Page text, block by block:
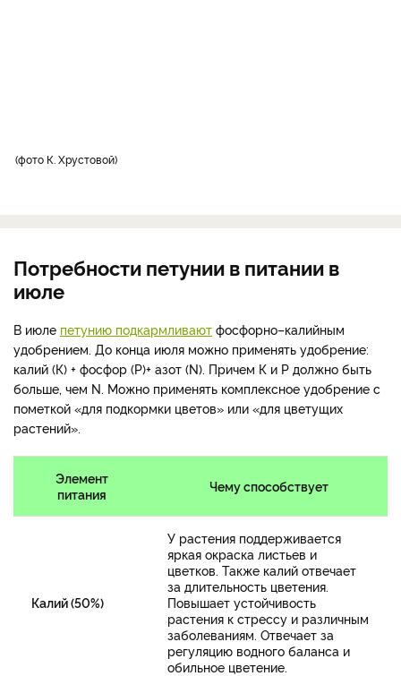
фото К. Хрустовой
Потребности петунии в питании в
июле
В июле петунию подкармливают фосфорно–калийным
удобрением. До конца июля можно применять удобрение:
калий (К) + фосфор (Р)+ азот (N). Причем К и Р должно быть
больше, чем N. Можно применять комплексное удобрение с
пометкой «для подкормки цветов» или «для цветущих
растений».
Элемент
питания
Чему способствует
Калий (50%)
У растения поддерживается
яркая окраска листьев и
цветков. Также калий отвечает
за длительность цветения.
Повышает устойчивость
растения к стрессу и различным
заболеваниям. Отвечает за
регуляцию водного баланса и
обильное цветение.